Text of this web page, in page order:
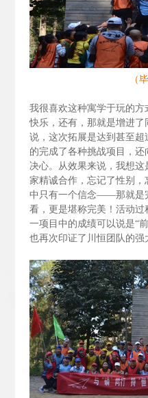
（
我很喜欢这种寓学于玩的
快乐，还有，那就是增进
说，这次拓展是达到甚至超
的完成了各种挑战项目，
决心。从效果来说，我想
家精诚合作，忘记了性别
中只有一个信念——那就是
看，更是堪称完美！活动
一项目中的成绩可以说是“
也再次印证了川恒团队的强